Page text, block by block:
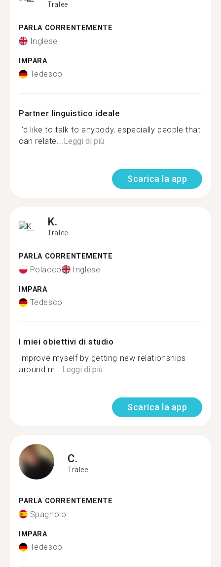
Tralee
PARLA CORRENTEMENTE
Inglese
IMPARA
Tedesco
Partner linguistico ideale
I’d like to talk to anybody, especially people that
can relate...Leggi di più
Scarica la app
K.
Tralee
PARLA CORRENTEMENTE
Polacco Inglese
IMPARA
Tedesco
I miei obiettivi di studio
Improve myself by getting new relationships
around m...Leggi di più
Scarica la app
C.
Tralee
PARLA CORRENTEMENTE
Spagnolo
IMPARA
Tedesco